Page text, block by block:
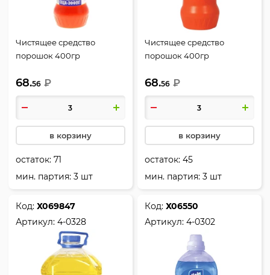
Чистящее средство
порошок 400гр
эффект Лимон 4-5711
68.56 ₽
в корзину
остаток:71
мин. партия: 3 шт
Чистящее средство
порошок 400гр
Универсальный Мята 4-
5714
68.56 ₽
в корзину
остаток:45
мин. партия: 3 шт
Код:Х069847
Артикул:4-0328
Код:Х06550
Артикул:4-0302